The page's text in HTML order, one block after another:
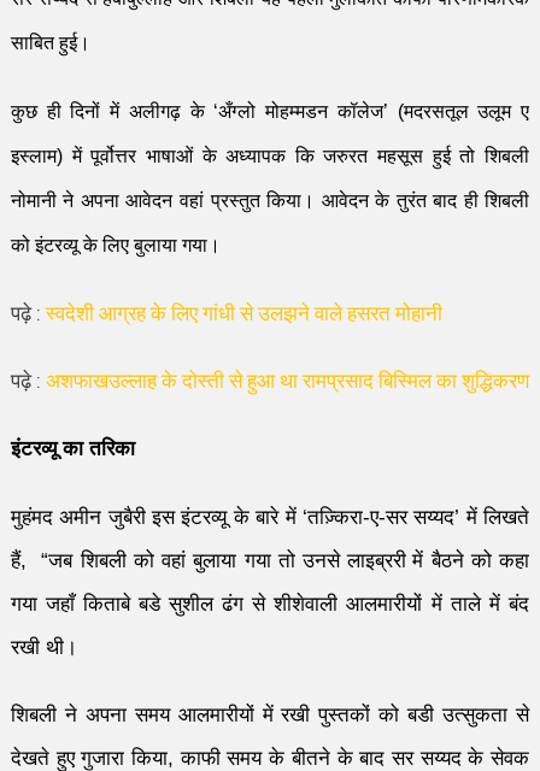
साबित हुई।
कुछ ही दिनों में अलीगढ़ के ‘अँग्लो मोहम्मडन कॉलेज’ (मदरसतूल उलूम ए
इस्लाम) में पूर्वोत्तर भाषाओं के अध्यापक किजरुरत महसूस हुई तो शिबली
नोमानी ने अपना आवेदन वहां प्रस्तुत किया। आवेदन के तुरंत बाद ही शिबली
को इंटरव्यू के लिए बुलाया गया।
पढ़े :स्वदेशी आग्रह के लिए गांधी से उलझने वाले हसरत मोहानी
पढ़े : अशफाखउल्लाह के दोस्ती से हुआ था रामप्रसाद बिस्मिल का शुद्धिकरण
इंटरव्यू का तरिका
मुहंमद अमीन जुबैरी इस इंटरव्यू के बारे में ‘तज़्किरा-ए-सर सय्यद’ में लिखते
हैं,
“जब शिबली को वहां बुलाया गया तो उनसेलाइब्ररी में बैठने को कहा
गया जहाँकिताबे बडे सुशील ढंग से शीशेवालीआलमारीयों में ताले में बंद
रखी थी।
शिबली ने अपना समय आलमारीयों में रखी पुस्तकों को बडी उत्सुकता से
देखते हुएगुजारा किया,काफी समय के बीतने के बाद सर सय्यद केसेवक